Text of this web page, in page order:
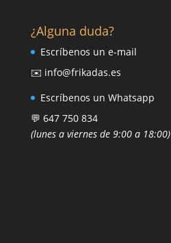
¿Alguna duda?
Escríbenos un e-mail
✉️ info@frikadas.es
Escríbenos un Whatsapp
💬 647 750 834
(lunes a viernes de 9:00 a 18:00)